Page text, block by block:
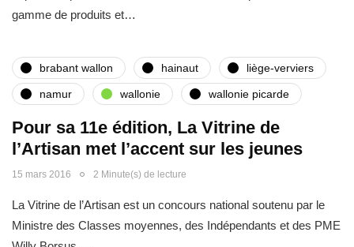
gamme de produits et…
brabant wallon hainaut liège-verviers
namur wallonie wallonie picarde
Pour sa 11e édition, La Vitrine de
l’Artisan met l’accent sur les jeunes
15 mars 2016 2 Minute(s) de lecture
La Vitrine de l’Artisan est un concours national soutenu par le
Ministre des Classes moyennes, des Indépendants et des PME